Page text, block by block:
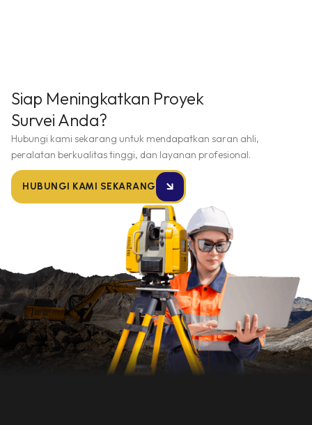
Siap Meningkatkan Proyek
Survei Anda?
Hubungi kami sekarang untuk mendapatkan saran ahli,
peralatan berkualitas tinggi, dan layanan profesional.
HUBUNGI KAMI SEKARANG